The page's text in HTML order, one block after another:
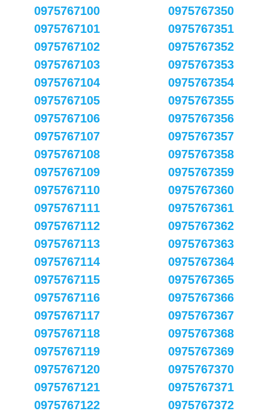
0975767100
0975767101
0975767102
0975767103
0975767104
0975767105
0975767106
0975767107
0975767108
0975767109
0975767110
0975767111
0975767112
0975767113
0975767114
0975767115
0975767116
0975767117
0975767118
0975767119
0975767120
0975767121
0975767122
0975767350
0975767351
0975767352
0975767353
0975767354
0975767355
0975767356
0975767357
0975767358
0975767359
0975767360
0975767361
0975767362
0975767363
0975767364
0975767365
0975767366
0975767367
0975767368
0975767369
0975767370
0975767371
0975767372